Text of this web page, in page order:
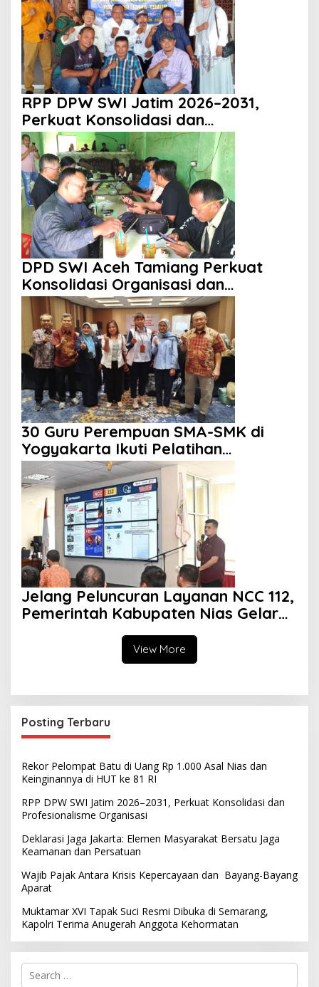
RPP DPW SWI Jatim 2026–2031,
Perkuat Konsolidasi dan
Profesionalisme Organisasi
DPD SWI Aceh Tamiang Perkuat
Konsolidasi Organisasi dan
Kemitraan
30 Guru Perempuan SMA-SMK di
Yogyakarta Ikuti Pelatihan
Kepemimpinan
Jelang Peluncuran Layanan NCC 112,
Pemerintah Kabupaten Nias Gelar
View More
Posting Terbaru
Rekor Pelompat Batu di Uang Rp 1.000 Asal Nias dan
Keinginannya di HUT ke 81 RI
RPP DPW SWI Jatim 2026–2031, Perkuat Konsolidasi dan
Profesionalisme Organisasi
Deklarasi Jaga Jakarta: Elemen Masyarakat Bersatu Jaga
Keamanan dan Persatuan
Wajib Pajak Antara Krisis Kepercayaan dan Bayang-Bayang
Aparat
Muktamar XVI Tapak Suci Resmi Dibuka di Semarang,
Kapolri Terima Anugerah Anggota Kehormatan
S